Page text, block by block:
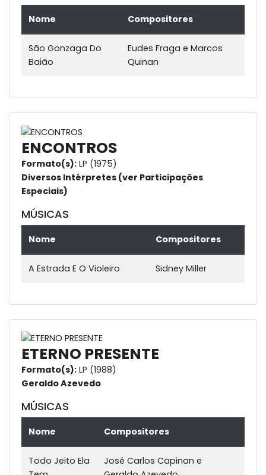
Nome Compositores
São Gonzaga Do
Baião
Eudes Fraga e Marcos
Quinan
ENCONTROS
Formato(s): LP (1975)
Diversos Intérpretes (ver Participações
Especiais)
MÚSICAS
Nome Compositores
A Estrada E O Violeiro Sidney Miller
ETERNO PRESENTE
Formato(s): LP (1988)
Geraldo Azevedo
MÚSICAS
Nome Compositores
Todo Jeito Ela
José Carlos Capinan e